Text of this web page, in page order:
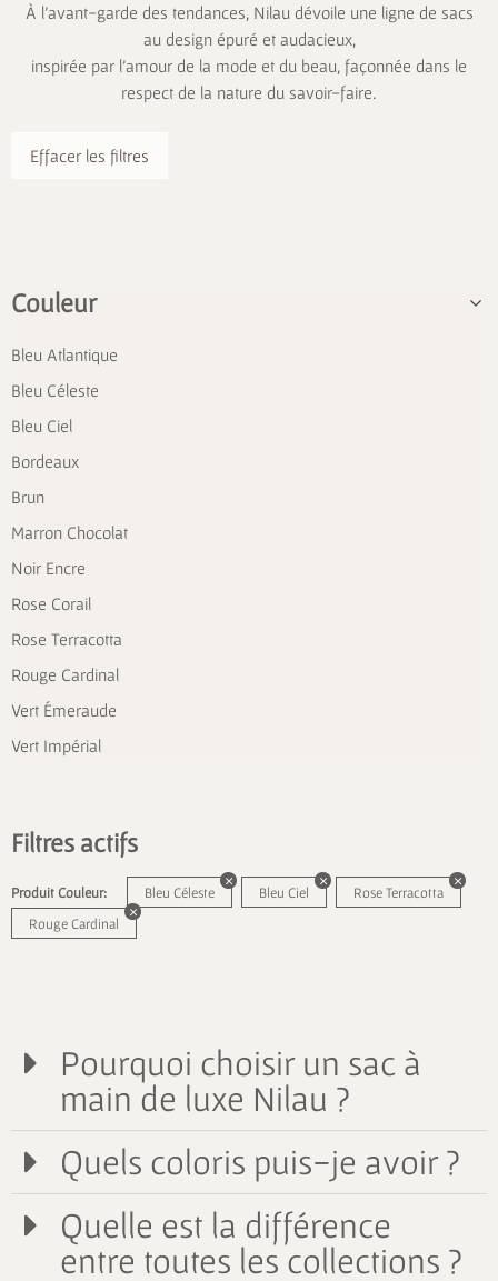
À l’avant-garde des tendances, Nilau dévoile une ligne de sacs
au design épuré et audacieux,
inspirée par l’amour de la mode et du beau, façonnée dans le
respect de la nature du savoir-faire.
Effacer les filtres
Couleur
Bleu Atlantique
Bleu Céleste
Bleu Ciel
Bordeaux
Brun
Marron Chocolat
Noir Encre
Rose Corail
Rose Terracotta
Rouge Cardinal
Vert Émeraude
Vert Impérial
Filtres actifs
Produit Couleur: Bleu Céleste Bleu Ciel
Rose Terracotta
Rouge Cardinal
Pourquoi choisir un sac à
main de luxe Nilau ?
Quels coloris puis-je avoir ?
Quelle est la différence
entre toutes les collections ?